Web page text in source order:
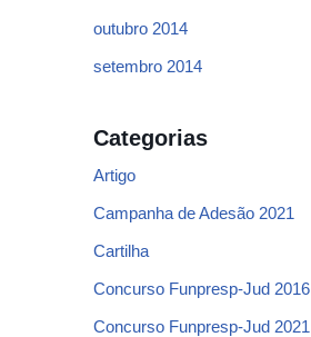
outubro 2014
setembro 2014
Categorias
Artigo
Campanha de Adesão 2021
Cartilha
Concurso Funpresp-Jud 2016
Concurso Funpresp-Jud 2021